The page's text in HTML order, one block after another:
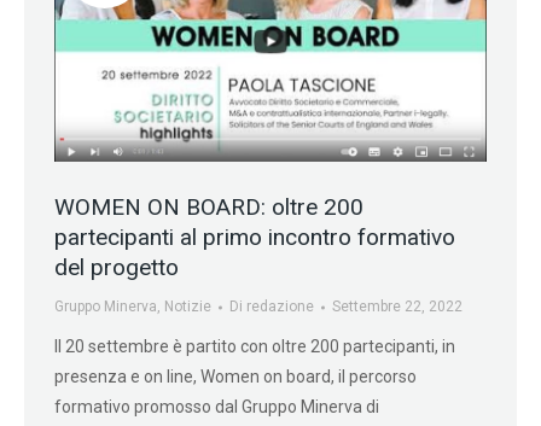
WOMEN ON BOARD: oltre 200
partecipanti al primo incontro formativo
del progetto
Gruppo Minerva, Notizie Di redazione Settembre 22, 2022
Il 20 settembre è partito con oltre 200 partecipanti, in
presenza e on line, Women on board, il percorso
formativo promosso dal Gruppo Minerva di